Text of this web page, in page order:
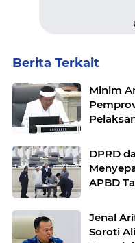
Berita Terkait
Minim
DPRD
APBD
Jenal Arifin : Pansus XV
Soroti